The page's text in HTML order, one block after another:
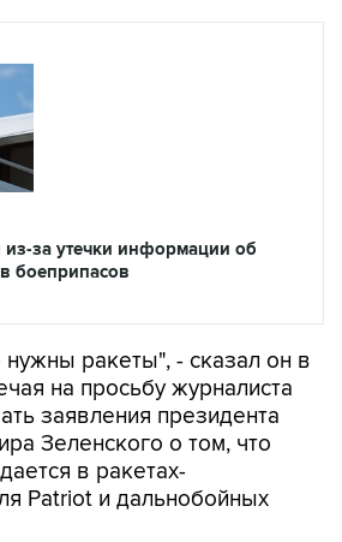
за утечки информации об
боеприпасов
ракеты", - сказал он в
на просьбу журналиста
заявления президента
Зеленского о том, что
в ракетах-
Patriot и дальнобойных